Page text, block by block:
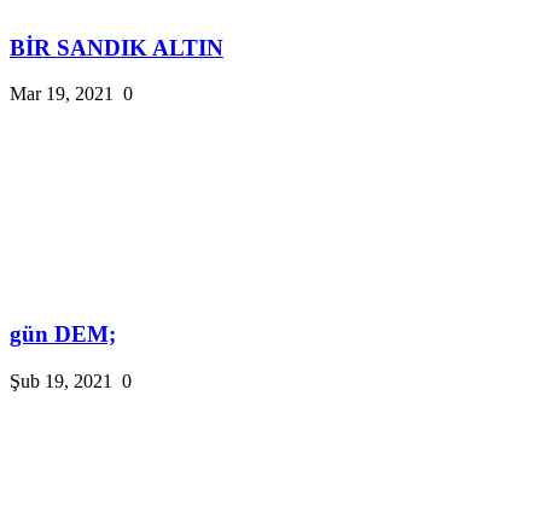
BİR SANDIK ALTIN
Mar 19, 2021 0
gün DEM;
Şub 19, 2021 0